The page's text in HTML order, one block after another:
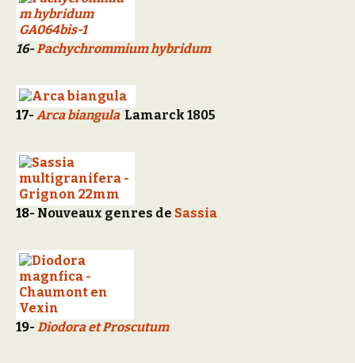
16-Pachychrommium hybridum
17- Arca biangula Lamarck 1805
18- Nouveaux genres de Sassia
19- Diodora et Proscutum